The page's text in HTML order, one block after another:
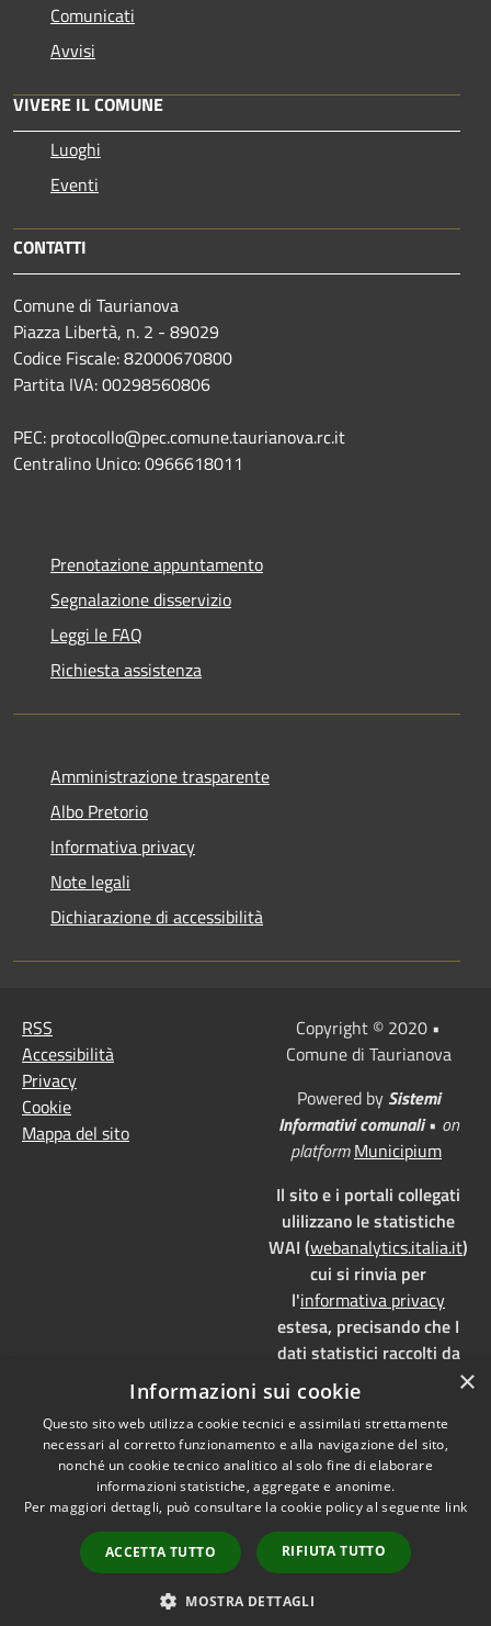
Comunicati
Avvisi
VIVERE IL COMUNE
Luoghi
Eventi
CONTATTI
Comune di Taurianova
Piazza Libertà, n. 2 - 89029
Codice Fiscale: 82000670800
Partita IVA: 00298560806
PEC: protocollo@pec.comune.taurianova.rc.it
Centralino Unico: 0966618011
Prenotazione appuntamento
Segnalazione disservizio
Leggi le FAQ
Richiesta assistenza
Amministrazione trasparente
Albo Pretorio
Informativa privacy
Note legali
Dichiarazione di accessibilità
RSS
Accessibilità
Privacy
Cookie
Mappa del sito
Copyright © 2020 •
Comune di Taurianova
Powered by Sistemi
Informativi comunali• on
platform Municipium
Il sito e i portali collegati
ulilizzano le statistiche
WAI (webanalytics.italia.it)
cui si rinvia per
l'informativa privacy
estesa, precisando che I
dati statistici raccolti da
WAI vengono memorizzati
su server dedicati,
localizzati in Italia e ad uso
esclusivo della pubblica
amministrazione. WAI è
pienamente aderente alla
normativa GDPR e, grazie
all'anonimizzazione dei
dati, è
×
Informazioni sui cookie
Questo sito web utilizza cookie tecnici e assimilati strettamente
necessari al corretto funzionamento e alla navigazione del sito,
nonché un cookie tecnico analitico al solo fine di elaborare
informazioni statistiche, aggregate e anonime.
Per maggiori dettagli, può consultare la cookie policy al seguente link
ACCETTA TUTTO RIFIUTA TUTTO
MOSTRA DETTAGLI